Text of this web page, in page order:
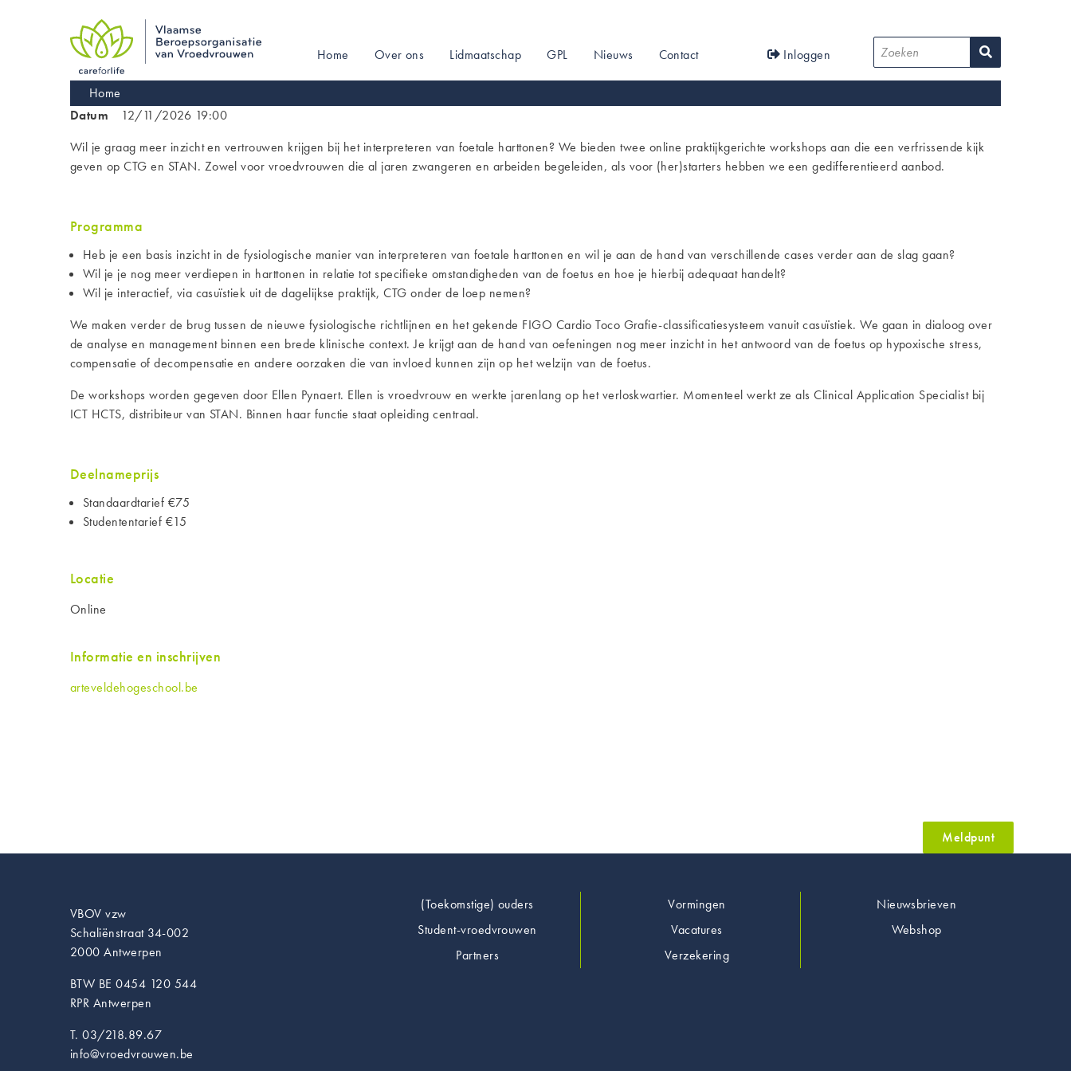
Main
navigation
Home Over ons Lidmaatschap GPL Nieuws Contact
User
account
menu
Inloggen
Kruimelpad
Home
Datum
12/11/2026 19:00
Wil je graag meer inzicht en vertrouwen krijgen bij het interpreteren van foetale harttonen? We bieden twee online praktijkgerichte workshops aan die een verfrissende kijk
geven op CTG en STAN. Zowel voor vroedvrouwen die al jaren zwangeren en arbeiden begeleiden, als voor (her)starters hebben we een gedifferentieerd aanbod.
Programma
Heb je een basis inzicht in de fysiologische manier van interpreteren van foetale harttonen en wil je aan de hand van verschillende cases verder aan de slag gaan?
Wil je je nog meer verdiepen in harttonen in relatie tot specifieke omstandigheden van de foetus en hoe je hierbij adequaat handelt?
Wil je interactief, via casuïstiek uit de dagelijkse praktijk, CTG onder de loep nemen?
We maken verder de brug tussen de nieuwe fysiologische richtlijnen en het gekende FIGO Cardio Toco Grafie-classificatiesysteem vanuit casuïstiek. We gaan in dialoog over
de analyse en management binnen een brede klinische context. Je krijgt aan de hand van oefeningen nog meer inzicht in het antwoord van de foetus op hypoxische stress,
compensatie of decompensatie en andere oorzaken die van invloed kunnen zijn op het welzijn van de foetus.
De workshops worden gegeven door Ellen Pynaert. Ellen is vroedvrouw en werkte jarenlang op het verloskwartier. Momenteel werkt ze als Clinical Application Specialist bij
ICT HCTS, distribiteur van STAN. Binnen haar functie staat opleiding centraal.
Deelnameprijs
Standaardtarief €75
Studententarief €15
Locatie
Online
Informatie en inschrijven
arteveldehogeschool.be
Meldpunt
VBOV vzw
Schaliënstraat 34-002
2000 Antwerpen
BTW BE 0454 120 544
RPR Antwerpen
T. 03/218.89.67
info@vroedvrouwen.be
Footer(Toekomstige) ouders
Student-vroedvrouwen
Partners
Vormingen
Vacatures
Verzekering
Nieuwsbrieven
Webshop